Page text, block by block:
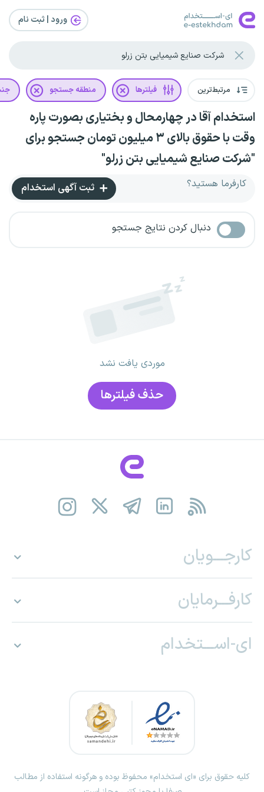
ورود | ثبت‌ نام
مرتبط‌ترین فیلترها منطقه جستجو
استخدام آقا در چهارمحال و بختیاری بصورت پاره
وقت با حقوق بالای ۳ میلیون تومان جستجو برای
"شرکت صنایع شیمیایی بتن زرلو"
کارفرما هستید؟ ثبت آگهی استخدام
دنبال کردن نتایج جستجو
موردی یافت نشد
حذف فیلتر‌ها
کارجـــویان
کارفـــرمایان
ای-اســـتخدام
کلیه حقوق برای «ای استخدام» محفوظ بوده و هرگونه استفاده از مطالب